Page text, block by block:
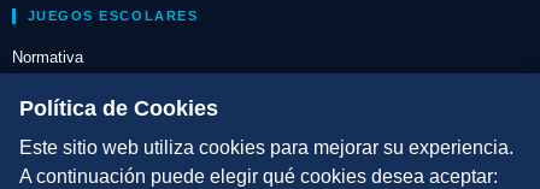
JUEGOS ESCOLARES
Normativa
Escuelas de Triatlón
DIRECCIÓN TÉCNICA
Política de Cookies
Este sitio web utiliza cookies para mejorar su experiencia.
A continuación puede elegir qué cookies desea aceptar: